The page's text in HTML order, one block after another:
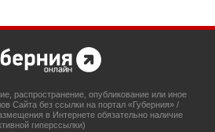
распространение, опубликование или иное
Сайта без ссылки на портал «Губерния» /
в Интернете обязательно наличие
гиперссылки)